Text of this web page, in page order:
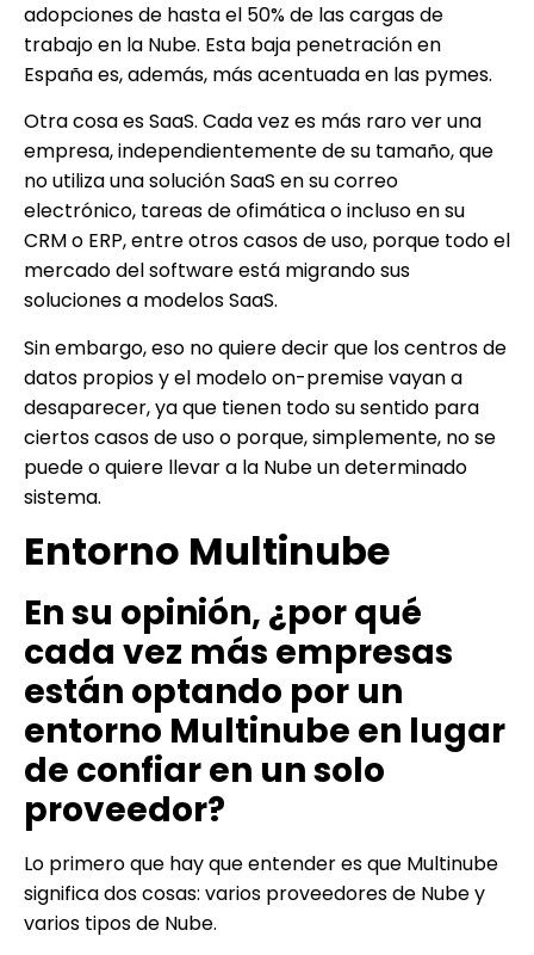
adopciones de hasta el 50% de las cargas de
trabajo en la Nube. Esta baja penetración en
España es, además, más acentuada en las pymes.
Otra cosa es SaaS. Cada vez es más raro ver una
empresa, independientemente de su tamaño, que
no utiliza una solución SaaS en su correo
electrónico, tareas de ofimática o incluso en su
CRM o ERP, entre otros casos de uso, porque todo el
mercado del software está migrando sus
soluciones a modelos SaaS.
Sin embargo, eso no quiere decir que los centros de
datos propios y el modelo on-premise vayan a
desaparecer, ya que tienen todo su sentido para
ciertos casos de uso o porque, simplemente, no se
puede o quiere llevar a la Nube un determinado
sistema.
Entorno Multinube
En su opinión, ¿por qué
cada vez más empresas
están optando por un
entorno Multinube en lugar
de confiar en un solo
proveedor?
Lo primero que hay que entender es que Multinube
significa dos cosas: varios proveedores de Nube y
varios tipos de Nube.